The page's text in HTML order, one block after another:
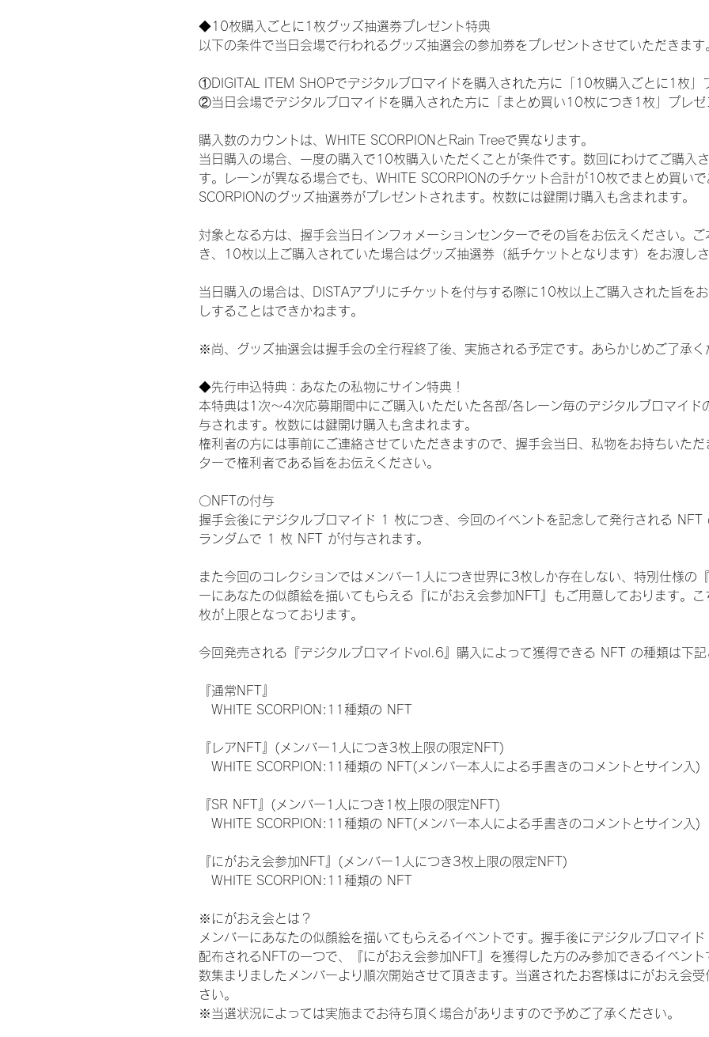
◆10枚購入ごとに1枚グッズ抽選券プレゼント特典
以下の条件で当日会場で行われるグッズ抽選会の参加券をプレゼントさせていただきます
①DIGITAL ITEM SHOPでデジタルブロマイドを購入された方に「10枚購入ごとに1枚」
②当日会場でデジタルブロマイドを購入された方に「まとめ買い10枚につき1枚」プレゼ
購入数のカウントは、WHITE SCORPIONとRain Treeで異なります。
当日購入の場合、一度の購入で10枚購入いただくことが条件です。数回にわけてご購入
す。レーンが異なる場合でも、WHITE SCORPIONのチケット合計が10枚でまとめ買い
SCORPIONのグッズ抽選券がプレゼントされます。枚数には鍵開け購入も含まれます。
対象となる方は、握手会当日インフォメーションセンターでその旨をお伝えください。
き、10枚以上ご購入されていた場合はグッズ抽選券（紙チケットとなります）をお渡しさ
当日購入の場合は、DISTAアプリにチケットを付与する際に10枚以上ご購入された旨を
しすることはできかねます。
※尚、グッズ抽選会は握手会の全行程終了後、実施される予定です。あらかじめご了承く
◆先行申込特典：あなたの私物にサイン特典！
本特典は1次〜4次応募期間中にご購入いただいた各部/各レーン毎のデジタルブロマイド
与されます。枚数には鍵開け購入も含まれます。
権利者の方には事前にご連絡させていただきますので、握手会当日、私物をお持ちいた
ターで権利者である旨をお伝えください。
〇NFTの付与
握手会後にデジタルブロマイド 1 枚につき、今回のイベントを記念して発行される NFT
ランダムで 1 枚 NFT が付与されます。
また今回のコレクションではメンバー1人につき世界に3枚しか存在しない、特別仕様の
ーにあなたの似顔絵を描いてもらえる『にがおえ会参加NFT』もご用意しております。
枚が上限となっております。
今回発売される『デジタルブロマイドvol.6』購入によって獲得できる NFT の種類は下記
『通常NFT』
WHITE SCORPION:11種類の NFT
『レアNFT』(メンバー1人につき3枚上限の限定NFT)
WHITE SCORPION:11種類の NFT(メンバー本人による手書きのコメントとサイン入)
『SR NFT』(メンバー1人につき1枚上限の限定NFT)
WHITE SCORPION:11種類の NFT(メンバー本人による手書きのコメントとサイン入)
『にがおえ会参加NFT』(メンバー1人につき3枚上限の限定NFT)
WHITE SCORPION:11種類の NFT
※にがおえ会とは？
メンバーにあなたの似顔絵を描いてもらえるイベントです。握手後にデジタルブロマイ
配布されるNFTの一つで、『にがおえ会参加NFT』を獲得した方のみ参加できるイベン
数集まりましたメンバーより順次開始させて頂きます。当選されたお客様はにがおえ会
さい。
※当選状況によっては実施までお待ち頂く場合がありますので予めご了承ください。